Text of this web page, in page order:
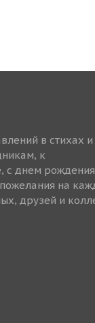
в стихах и
к
с днем
на
друзей и